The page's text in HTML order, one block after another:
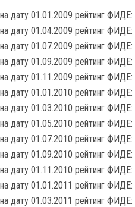
на дату 01.01.2009 рейтинг ФИДЕ:
на дату 01.04.2009 рейтинг ФИДЕ:
на дату 01.07.2009 рейтинг ФИДЕ:
на дату 01.09.2009 рейтинг ФИДЕ:
на дату 01.11.2009 рейтинг ФИДЕ:
на дату 01.01.2010 рейтинг ФИДЕ:
на дату 01.03.2010 рейтинг ФИДЕ:
на дату 01.05.2010 рейтинг ФИДЕ:
на дату 01.07.2010 рейтинг ФИДЕ:
на дату 01.09.2010 рейтинг ФИДЕ:
на дату 01.11.2010 рейтинг ФИДЕ:
на дату 01.01.2011 рейтинг ФИДЕ:
на дату 01.03.2011 рейтинг ФИДЕ: